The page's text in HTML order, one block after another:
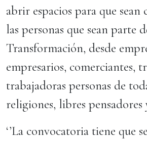
abrir espacios para que sean
las personas que sean parte
Transformación, desde
empresarios, comerciantes,
trabajadoras personas de
religiones, libres pensadores
‘’La convocatoria tiene que